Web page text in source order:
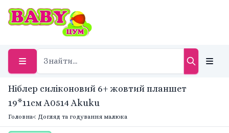
Ніблер силіконовий 6+ жовтий планшет
19*11см A0514 Akuku
Головна< Догляд та годування малюка